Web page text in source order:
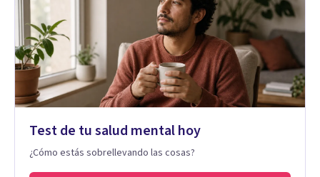
Test de tu salud mental hoy
¿Cómo estás sobrellevando las cosas?